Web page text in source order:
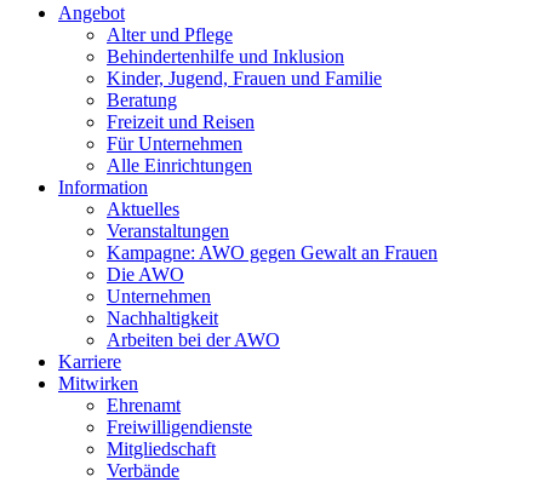
Angebot
Alter und Pflege
Behindertenhilfe und Inklusion
Kinder, Jugend, Frauen und Familie
Beratung
Freizeit und Reisen
Für Unternehmen
Alle Einrichtungen
Information
Aktuelles
Veranstaltungen
Kampagne: AWO gegen Gewalt an Frauen
Die AWO
Unternehmen
Nachhaltigkeit
Arbeiten bei der AWO
Karriere
Mitwirken
Ehrenamt
Freiwilligendienste
Mitgliedschaft
Verbände